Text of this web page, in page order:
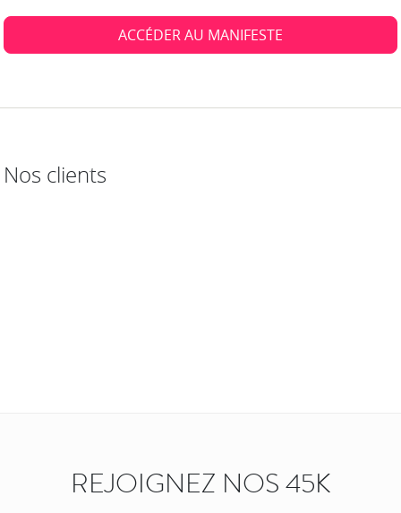
ACCÉDER AU MANIFESTE
Nos clients
REJOIGNEZ NOS 45K